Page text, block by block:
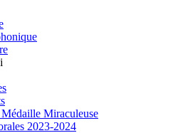
Miraculeuse
2023-2024